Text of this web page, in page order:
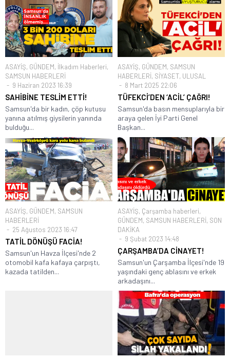
ASAYİŞ, GÜNDEM, İlkadım Haberleri,
SAMSUN HABERLERİ
9 Haziran 2023 16:39
SAHİBİNE TESLİM ETTİ!
Samsun'da bir kadın, çöp kutusu
yanına atılmış giysilerin yanında
bulduğu...
ASAYİŞ, GÜNDEM, SAMSUN
HABERLERİ, SİYASET, ULUSAL
8 Mart 2025 22:06
TÜFEKCİ’DEN ‘ACİL’ ÇAĞRI!
Samsun'da basın mensuplarıyla bir
araya gelen İyi Parti Genel
Başkan...
ASAYİŞ, GÜNDEM, SAMSUN
HABERLERİ
25 Ağustos 2023 16:47
TATİL DÖNÜŞÜ FACİA!
Samsun'un Havza İlçesi'nde 2
otomobil kafa kafaya çarpıştı,
kazada tatilden...
ASAYİŞ, Çarşamba haberleri,
GÜNDEM, SAMSUN HABERLERİ, SON
DAKİKA
9 Şubat 2023 14:48
ÇARŞAMBA’DA CİNAYET!
Samsun'un Çarşamba İlçesi'nde 19
yaşındaki genç ablasını ve erkek
arkadaşını...